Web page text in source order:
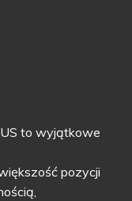
to wyjątkowe
pozycji